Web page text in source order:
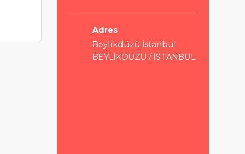
Adres
Beylikdüzü İstanbul
BEYLİKDÜZÜ / İSTANBUL